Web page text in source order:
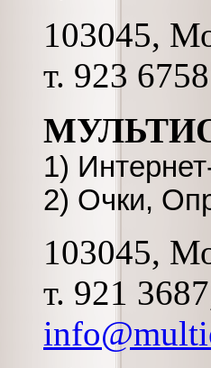
103045,
т. 923 6758
1)
2) Очки,
103045,
т. 921